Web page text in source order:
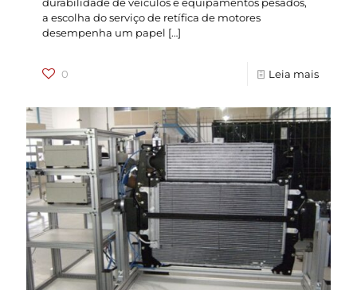
durabilidade de veículos e equipamentos pesados,
a escolha do serviço de retífica de motores
desempenha um papel […]
0 Leia mais